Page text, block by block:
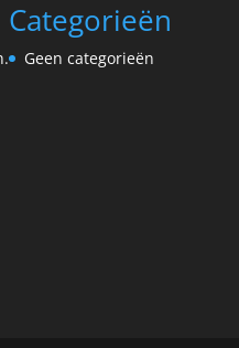
Categorieën
Geen categorieën